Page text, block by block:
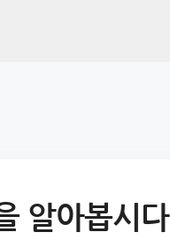
알아봅시다